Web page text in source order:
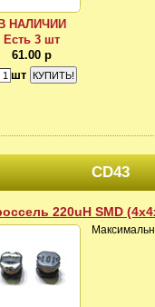
В НАЛИЧИИ
Есть 3 шт
61.00 р
шт
CD43
220uH SMD